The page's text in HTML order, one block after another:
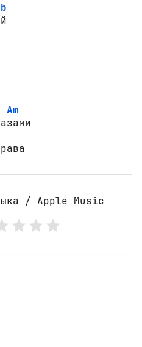
Am
/ Apple Music